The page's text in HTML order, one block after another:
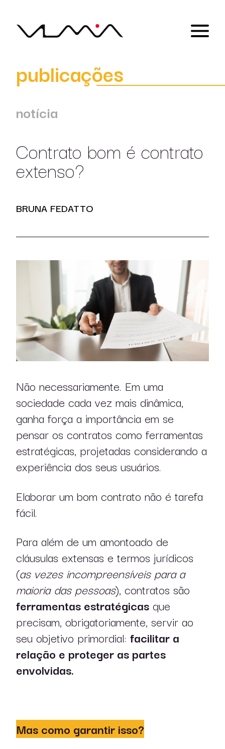
publicações
notícia
Contrato bom é contrato
extenso?
BRUNA FEDATTO
Não necessariamente. Em uma
sociedade cada vez mais dinâmica,
ganha força a importância em se
pensar os contratos como ferramentas
estratégicas, projetadas considerando a
experiência dos seus usuários.
Elaborar um bom contrato não é tarefa
fácil.
Para além de um amontoado de
cláusulas extensas e termos jurídicos
(as vezes incompreensíveis para a
maioria das pessoas), contratos são
ferramentas estratégicasque
precisam, obrigatoriamente, servir ao
seu objetivo primordial:facilitar a
relação e proteger as partes
envolvidas.
Mas como garantir isso?